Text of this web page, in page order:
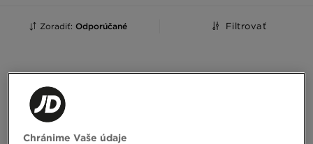
Zoradiť: Odporúčané Filtrovať
Chránime Vaše údaje